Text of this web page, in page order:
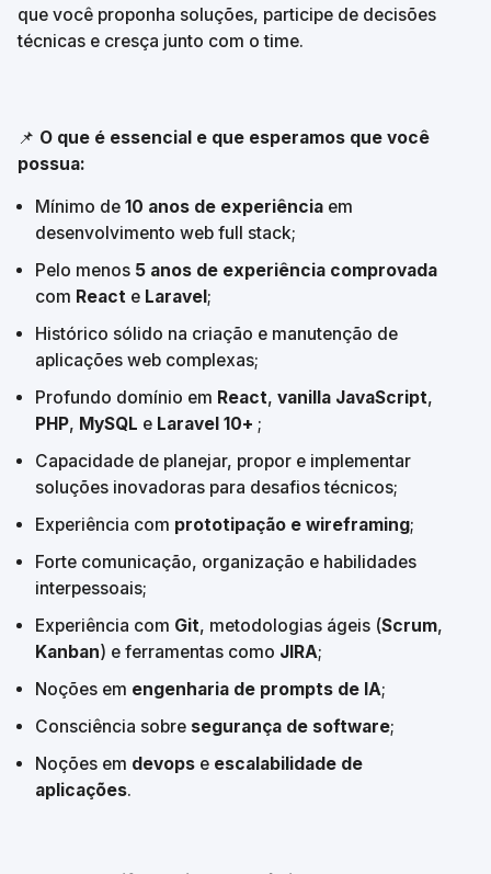
que você proponha soluções, participe de decisões
técnicas e cresça junto com o time.
📌 O que é essencial e que esperamos que você
possua:
Mínimo de 10 anos de experiência em
desenvolvimento web full stack;
Pelo menos 5 anos de experiência comprovada
com React e Laravel;
Histórico sólido na criação e manutenção de
aplicações web complexas;
Profundo domínio em React, vanilla JavaScript,
PHP, MySQL e Laravel 10+ ;
Capacidade de planejar, propor e implementar
soluções inovadoras para desafios técnicos;
Experiência com prototipação e wireframing;
Forte comunicação, organização e habilidades
interpessoais;
Experiência com Git, metodologias ágeis (Scrum,
Kanban) e ferramentas como JIRA;
Noções em engenharia de prompts de IA;
Consciência sobre segurança de software;
Noções em devops e escalabilidade de
aplicações.